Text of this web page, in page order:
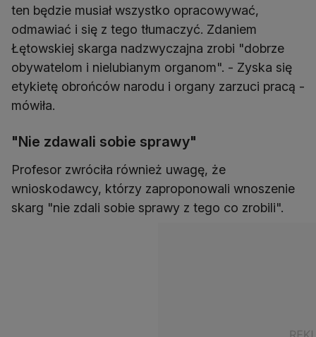
ten będzie musiał wszystko opracowywać,
odmawiać i się z tego tłumaczyć. Zdaniem
Łętowskiej skarga nadzwyczajna zrobi "dobrze
obywatelom i nielubianym organom". - Zyska się
etykietę obrońców narodu i organy zarzuci pracą -
mówiła.
"Nie zdawali sobie sprawy"
Profesor zwróciła również uwagę, że
wnioskodawcy, którzy zaproponowali wnoszenie
skarg "nie zdali sobie sprawy z tego co zrobili".